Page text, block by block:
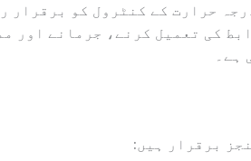
حرارت کے کنٹرول کو برقرار
کی تعمیل کرنے، جرمانے اور
ہے۔
برقرار ہیں: